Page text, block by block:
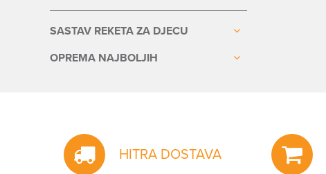
SASTAV REKETA ZA DJECU
OPREMA NAJBOLJIH
HITRA DOSTAVA